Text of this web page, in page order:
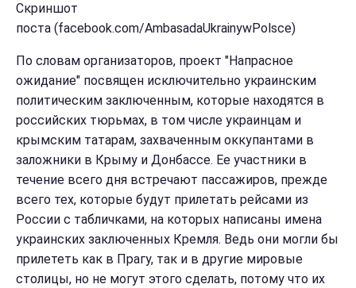
Скриншот
поста (facebook.com/AmbasadaUkrainywPolsce)
По словам организаторов, проект "Напрасное
ожидание" посвящен исключительно украинским
политическим заключенным, которые находятся в
российских тюрьмах, в том числе украинцам и
крымским татарам, захваченным оккупантами в
заложники в Крыму и Донбассе. Ее участники в
течение всего дня встречают пассажиров, прежде
всего тех, которые будут прилетать рейсами из
России с табличками, на которых написаны имена
украинских заключенных Кремля. Ведь они могли бы
прилететь как в Прагу, так и в другие мировые
столицы, но не могут этого сделать, потому что их